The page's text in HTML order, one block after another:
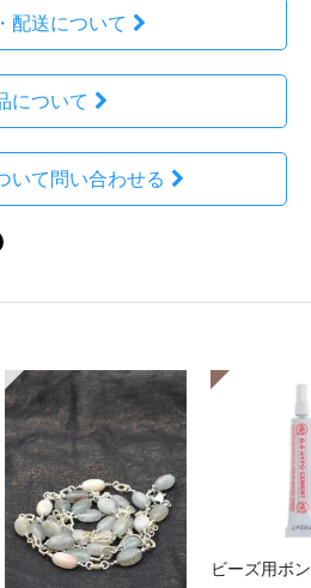
配送について
について
いて問い合わせる
ビーズ用ボ